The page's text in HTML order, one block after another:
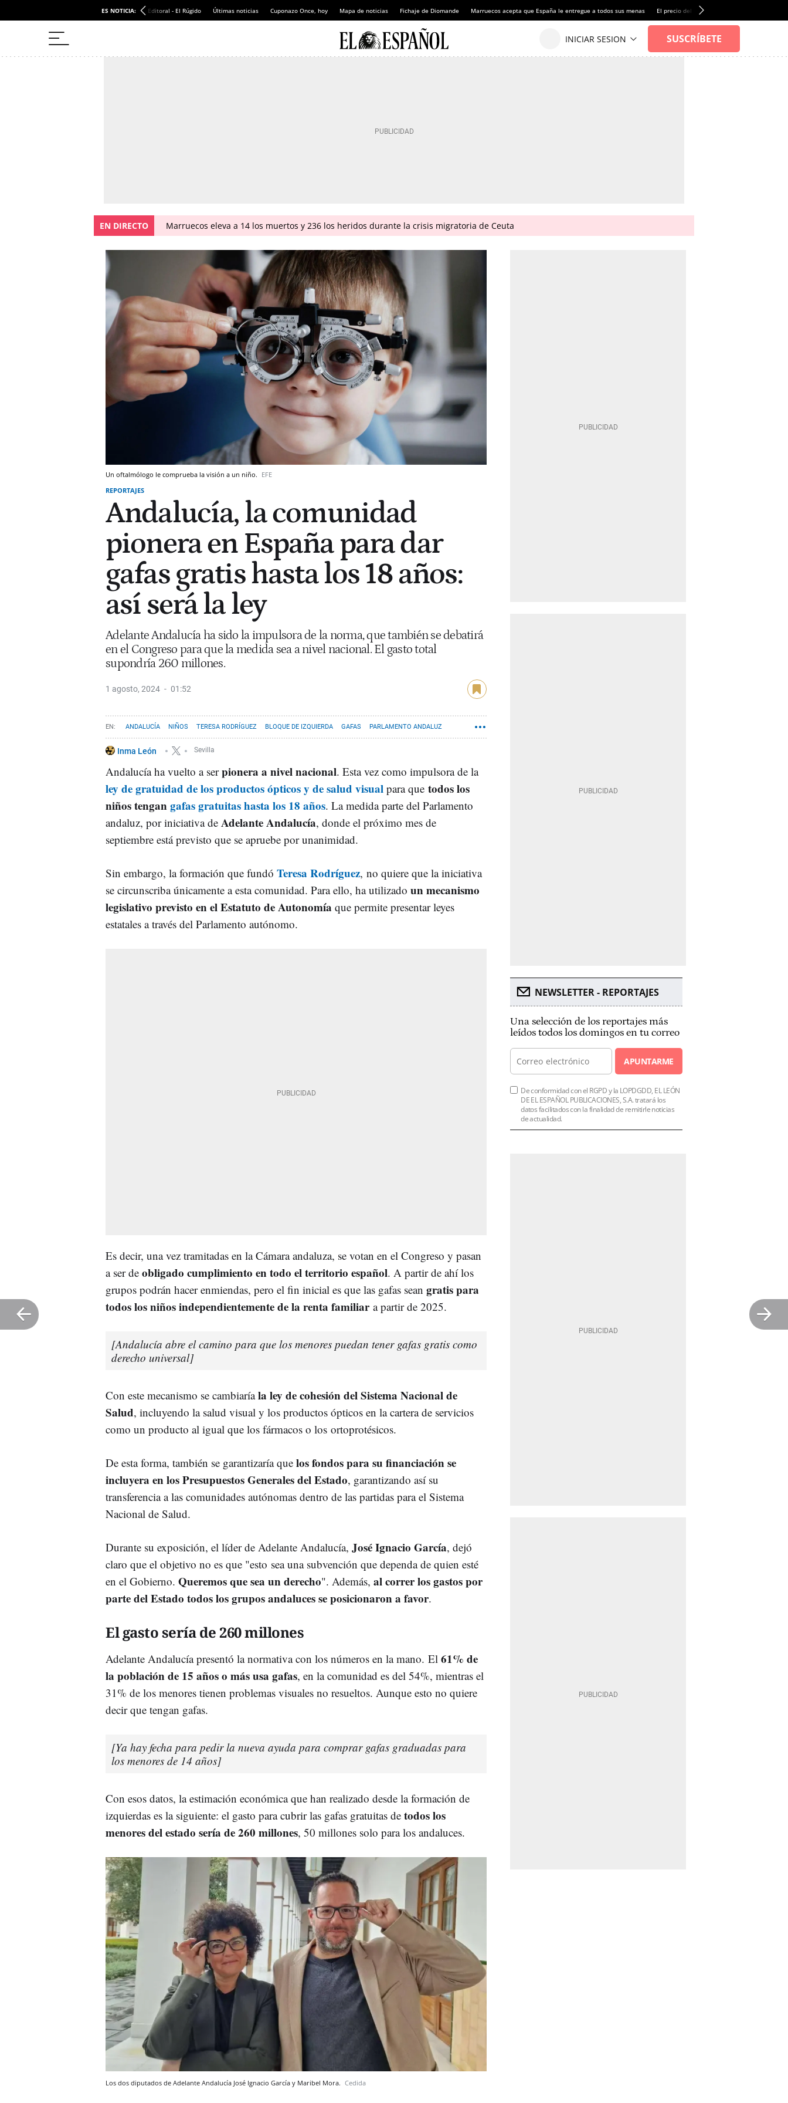
ES NOTICIA: Editoral - El Rúgido Últimas noticias Cuponazo Once, hoy Mapa de noticias Fichaje de Diomande Marruecos acepta que España le entregue a todos sus menas El precio del alquiler de vivienda baja por
EN DIRECTO Marruecos eleva a 14 los muertos y 236 los heridos durante la crisis migratoria de Ceuta
Un oftalmólogo le comprueba la visión a un niño. EFE
REPORTAJES
Andalucía, la comunidad
pionera en España para dar
gafas gratis hasta los 18 años:
así será la ley
Adelante Andalucía ha sido la impulsora de la norma, que también se debatirá
en el Congreso para que la medida sea a nivel nacional. El gasto total
supondría 260 millones.
1 agosto, 2024 01:52
ANDALUCÍA NIÑOS TERESA RODRÍGUEZ BLOQUE DE IZQUIERDA GAFAS PARLAMENTO ANDALUZ
Inma León Sevilla
Andalucía ha vuelto a serpionera a nivel nacional. Esta vez como impulsora de la
ley de gratuidad de los productos ópticos y de salud visual para que todos los
niños tengangafas gratuitas hasta los 18 años. La medida parte del Parlamento
andaluz, por iniciativa de Adelante Andalucía, donde el próximo mes de
septiembre está previsto que se apruebe por unanimidad.
Sin embargo, la formación que fundó Teresa Rodríguez, no quiere que la iniciativa
se circunscriba únicamente a esta comunidad. Para ello, ha utilizado un mecanismo
legislativo previsto en el Estatuto de Autonomía que permite presentar leyes
estatales a través del Parlamento autónomo.
Es decir, una vez tramitadas en la Cámara andaluza, se votan en el Congreso y pasan
a ser de obligado cumplimiento en todo el territorio español. A partir de ahí los
grupos podrán hacer enmiendas, pero el fin inicial es que las gafas sean gratis para
todos los niños independientemente de la renta familiara partir de 2025.
[Andalucía abre el camino para que los menores puedan tener gafas gratis como
derecho universal]
Con este mecanismo se cambiaríala ley de cohesión del Sistema Nacional de
Salud, incluyendo la salud visual y los productos ópticos en la cartera de servicios
como un producto al igual que los fármacos o los ortoprotésicos.
De esta forma, también se garantizaría que los fondos para su financiación se
incluyera en los Presupuestos Generales del Estado, garantizando así su
transferencia a las comunidades autónomas dentro de las partidas para el Sistema
Nacional de Salud.
Durante su exposición, el líder de Adelante Andalucía, José Ignacio García, dejó
claro que el objetivo no es que "esto sea una subvención que dependa de quien esté
en el Gobierno. Queremos que sea un derecho". Además, al correr los gastos por
parte del Estado todos los grupos andaluces se posicionaron a favor.
El gasto sería de 260 millones
Adelante Andalucía presentó la normativa con los números en la mano. El 61% de
la población de 15 años o más usa gafas, en la comunidad es del 54%, mientras el
31% de los menores tienen problemas visuales no resueltos. Aunque esto no quiere
decir que tengan gafas.
[Ya hay fecha para pedir la nueva ayuda para comprar gafas graduadas para
los menores de 14 años]
Con esos datos, la estimación económica que han realizado desde la formación de
izquierdas es la siguiente: el gasto para cubrir las gafas gratuitas de todos los
menores del estado sería de 260 millones, 50 millones solo para los andaluces.
Los dos diputados de Adelante Andalucía José Ignacio García y Maribel Mora. Cedida
NEWSLETTER - REPORTAJES
Una selección de los reportajes más
leídos todos los domingos en tu correo
APUNTARME
De conformidad con el RGPD y la LOPDGDD, EL LEÓN
DE EL ESPAÑOL PUBLICACIONES, S.A. tratará los
datos facilitados con la finalidad de remitirle noticias
de actualidad.